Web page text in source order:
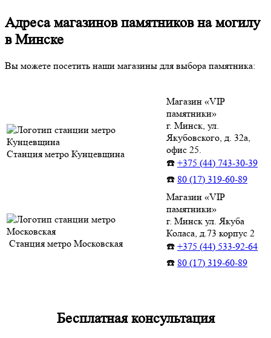
Адреса магазинов памятников на могилу
в Минске
Вы можете посетить наши магазины для выбора памятника:
Станция метро Кунцевщина
Магазин «VIP
памятники»
г. Минск, ул.
Якубовского, д. 32а,
офис 25.
☎️ +375 (44) 743-30-39
☎️ 80 (17) 319-60-89
Станция метро Московская
Магазин «VIP
памятники»
г. Минск ул. Якуба
Коласа, д.73 корпус 2
☎️ +375 (44) 533-92-64
☎️ 80 (17) 319-60-89
Бесплатная консультация